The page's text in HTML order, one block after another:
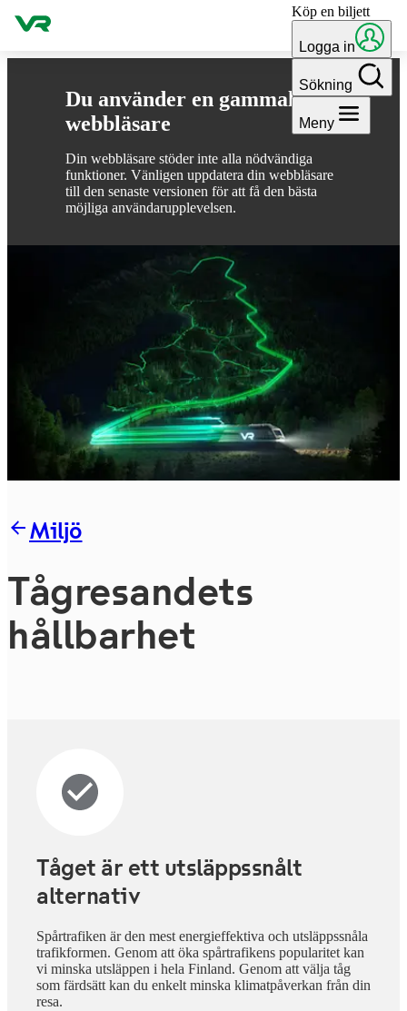
Du använder en gammal
webbläsare
Din webbläsare stöder inte alla nödvändiga
funktioner. Vänligen uppdatera din webbläsare
till den senaste versionen för att få den bästa
möjliga användarupplevelsen.
Gå till innehållet Köp en biljett
Logga in
Sökning
Meny
Miljö
Tågre­san­dets
hållbarhet
Tåget är ett utsläppssnålt
alternativ
Spårtrafiken är den mest energieffektiva och utsläppssnåla
trafikformen. Genom att öka spårtrafikens popularitet kan
vi minska utsläppen i hela Finland. Genom att välja tåg
som färdsätt kan du enkelt minska klimatpåverkan från din
resa.